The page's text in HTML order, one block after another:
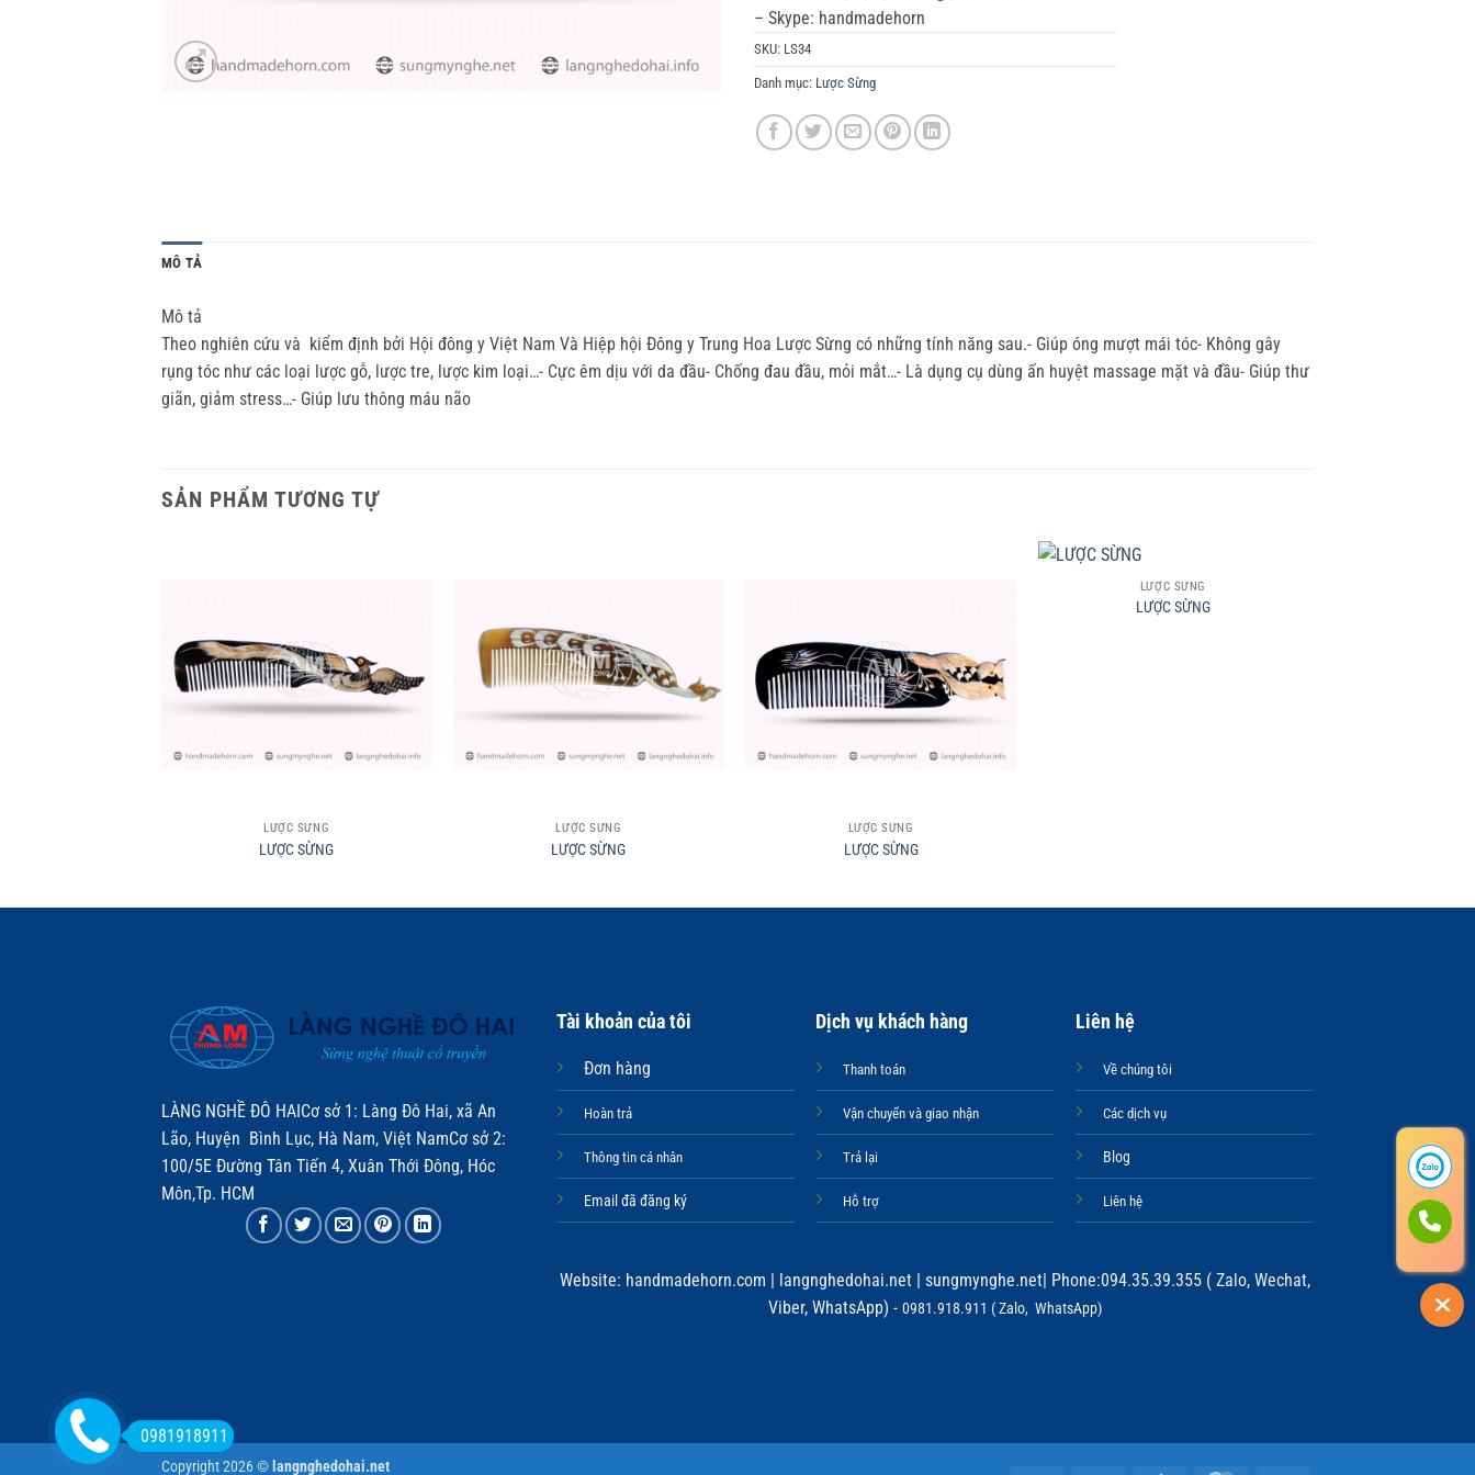
– Skype: handmadehorn
SKU: LS34
Danh mục: Lược Sừng
MÔ TẢ
Mô tả
Theo nghiên cứu và kiểm định bởi Hội đông y Việt Nam Và Hiệp hội Đông y Trung Hoa Lược Sừng có những tính năng sau.- Giúp óng mượt mái tóc- Không gây
rụng tóc như các loại lược gỗ, lược tre, lược kim loại…- Cực êm dịu với da đầu- Chống đau đầu, mỏi mắt…- Là dụng cụ dùng ấn huyệt massage mặt và đầu- Giúp thư
giãn, giảm stress…- Giúp lưu thông máu não
SẢN PHẨM TƯƠNG TỰ
LƯỢC SỪNG
LƯỢC SỪNG
LƯỢC SỪNG
LƯỢC SỪNG
LƯỢC SỪNG
LƯỢC SỪNG
+
LƯỢC SỪNG
LƯỢC SỪNG
LÀNG NGHỀ ĐÔ HAICơ sở 1: Làng Đô Hai, xã An
Lão, Huyện Bình Lục, Hà Nam, Việt NamCơ sở 2:
100/5E Đường Tân Tiến 4, Xuân Thới Đông, Hóc
Môn,Tp. HCM
Tài khoản của tôi
Đơn hàng
Hoàn trả
Thông tin cá nhân
Email đã đăng ký
Dịch vụ khách hàng
Thanh toán
Vận chuyển và giao nhận
Trả lại
Hỗ trợ
Liên hệ
Về chúng tôi
Các dịch vụ
Blog
Liên hệ
Website: handmadehorn.com langnghedohai.net sungmynghe.net | Phone:094.35.39.355 ( Zalo, Wechat,
Viber, WhatsApp) - 0981.918.911 ( Zalo, WhatsApp)
Copyright 2026 © langnghedohai.net
0981918911